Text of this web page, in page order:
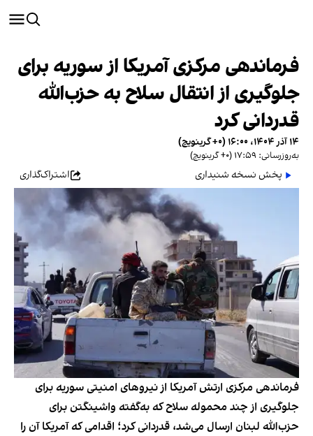
فرماندهی مرکزی آمریکا از سوریه برای
جلوگیری از انتقال سلاح به حزب‌الله
قدردانی کرد
۱۴ آذر ۱۴۰۴، ۱۶:۰۰ (‎+۰ گرینویچ)
به‌روزرسانی: ۱۷:۵۹ (‎+۰ گرینویچ)
پخش نسخه شنیداری اشتراک‌گذاری
فرماندهی مرکزی ارتش آمریکا از نیروهای امنیتی سوریه برای
جلوگیری از چند محموله سلاح که به‌گفته واشینگتن برای
حزب‌الله لبنان ارسال می‌شد، قدردانی کرد؛ اقدامی که آمریکا آن را